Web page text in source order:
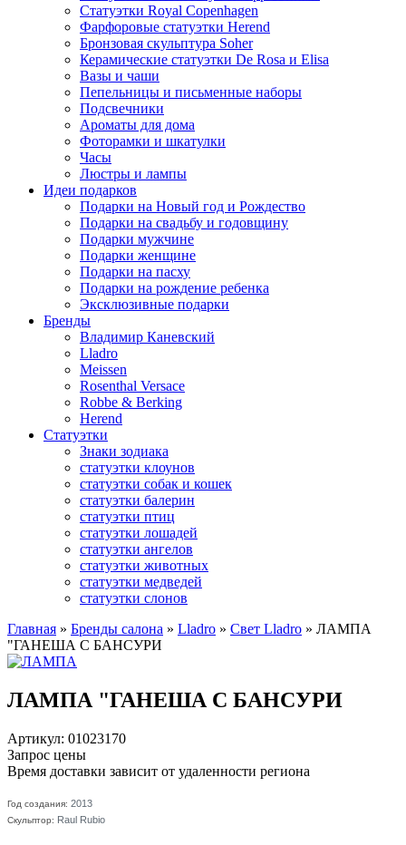
Статуэтки Royal Copenhagen
Фарфоровые статуэтки Herend
Бронзовая скульптура Soher
Керамические статуэтки De Rosa и Elisa
Вазы и чаши
Пепельницы и письменные наборы
Подсвечники
Ароматы для дома
Фоторамки и шкатулки
Часы
Люстры и лампы
Идеи подарков
Подарки на Новый год и Рождество
Подарки на свадьбу и годовщину
Подарки мужчине
Подарки женщине
Подарки на пасху
Подарки на рождение ребенка
Эксклюзивные подарки
Бренды
Владимир Каневский
Lladro
Meissen
Rosenthal Versace
Robbe & Berking
Herend
Статуэтки
Знаки зодиака
статуэтки клоунов
статуэтки собак и кошек
статуэтки балерин
статуэтки птиц
статуэтки лошадей
статуэтки ангелов
статуэтки животных
статуэтки медведей
статуэтки слонов
Главная » Бренды салона » Lladro » Свет Lladro » ЛАМПА
"ГАНЕША С БАНСУРИ
ЛАМПА "ГАНЕША С БАНСУРИ
Артикул: 01023170
Запрос цены
Время доставки зависит от удаленности региона
Год создания: 2013
Скульптор: Raul Rubio